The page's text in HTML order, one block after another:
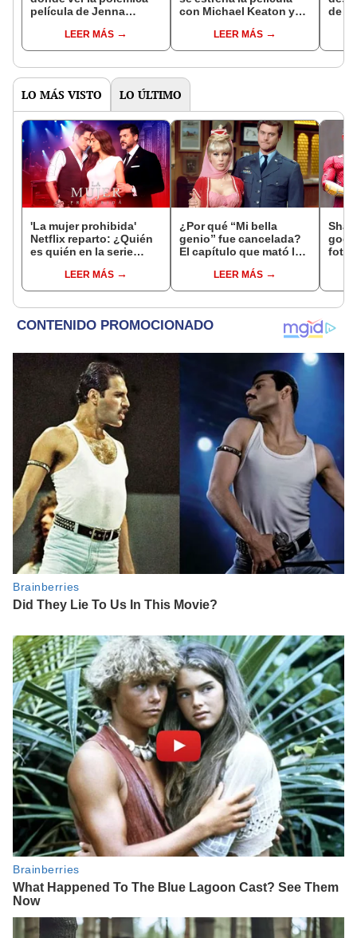
película de Jenna
LEER MÁS
con Michael Keaton y
LEER MÁS
de
LO MÁS VISTO LO ÚLTIMO
'La mujer prohibida'
Netflix reparto: ¿Quién
es quién en la serie
protagonizada por
Valerie Domínguez?
LEER MÁS
¿Por qué “Mi bella
genio” fue cancelada?
El capítulo que mató la
hacer [VIDEO]
LEER MÁS